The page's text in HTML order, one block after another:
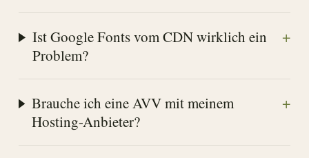
Ist Google Fonts vom CDN wirklich ein
Problem?
+
Brauche ich eine AVV mit meinem
Hosting-Anbieter?
+